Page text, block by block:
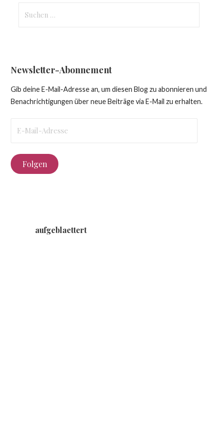
nach:
Newsletter-Abonnement
Gib deine E-Mail-Adresse an, um diesen Blog zu abonnieren und
Benachrichtigungen über neue Beiträge via E-Mail zu erhalten.
Mail-
Folgen
aufgeblaettert